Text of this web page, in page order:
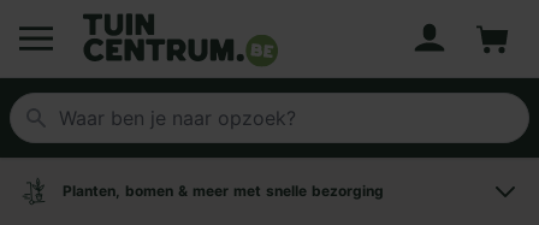
Logo Tuincentrum.be
Planten, bomen & meer met snelle bezorging